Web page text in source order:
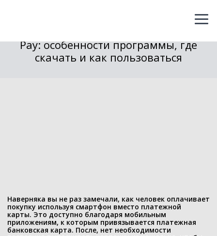
Pay: особенности программы, где
скачать и как пользоваться
Наверняка вы не раз замечали, как человек оплачивает
покупку используя смартфон вместо платежной
карты. Это доступно благодаря мобильным
приложениям, к которым привязывается платежная
банковская карта. После, нет необходимости